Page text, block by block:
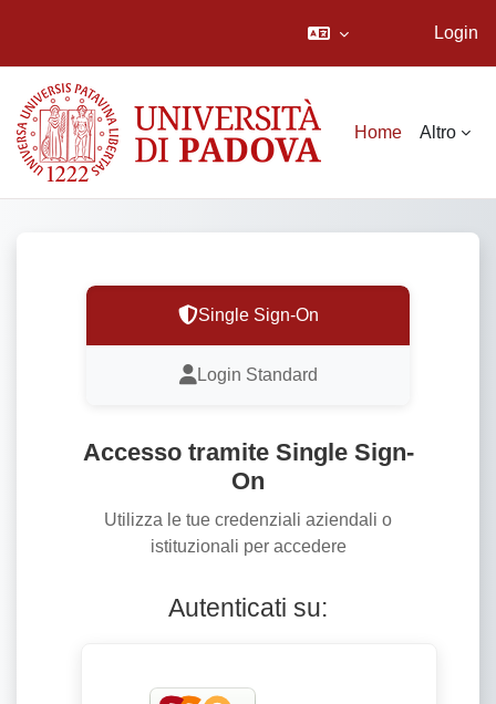
Login
Home Altro
Single Sign-On
Login Standard
Accesso tramite Single Sign-
On
Utilizza le tue credenziali aziendali o
istituzionali per accedere
Autenticati su: